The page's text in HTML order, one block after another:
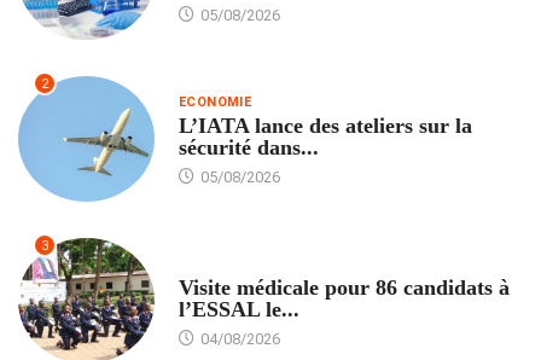
05/08/2026
2
ECONOMIE
L’IATA lance des ateliers sur la
sécurité dans...
05/08/2026
3
Visite médicale pour 86 candidats à
l’ESSAL le...
04/08/2026